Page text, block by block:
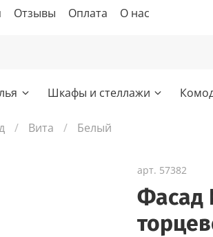
Отзывы Оплата О нас
Шкафы и стеллажи
Вита Белый
арт. 57382
Фасад